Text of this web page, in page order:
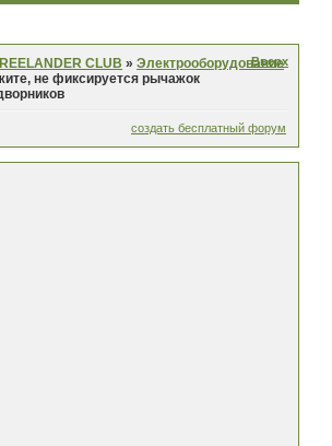
CLUB »Электрооборудование
не фиксируется рычажок
Вверх
создать бесплатный форум